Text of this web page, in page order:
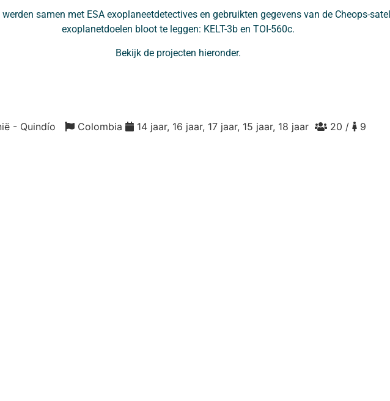
samen met ESA exoplaneetdetectives en gebruikten gegevens van de Cheops-
exoplanetdoelen bloot te leggen: KELT-3b en TOI-560c.
Bekijk de projecten hieronder.
- Quindío Colombia 14 jaar, 16 jaar, 17 jaar, 15 jaar, 18 jaar 20 / 9